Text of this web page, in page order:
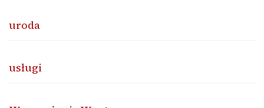
uroda
usługi